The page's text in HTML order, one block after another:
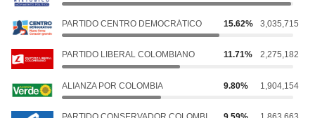
PARTIDO CENTRO DEMOCRÁTICO 15.62% 3,035,715
PARTIDO LIBERAL COLOMBIANO 11.71% 2,275,182
ALIANZA POR COLOMBIA 9.80% 1,904,154